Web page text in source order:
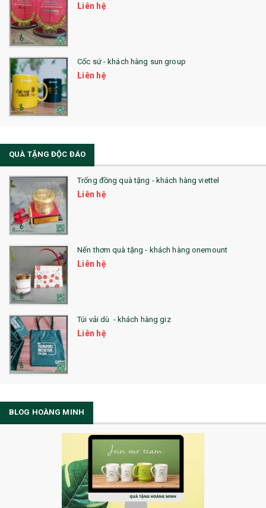
Liên hệ
Cốc sứ - khách hàng sun group
Liên hệ
QUÀ TẶNG ĐỘC ĐÁO
Trống đồng quà tặng - khách hàng viettel
Liên hệ
Nến thơm quà tặng - khách hàng onemount
Liên hệ
Túi vải dù - khách hàng giz
Liên hệ
BLOG HOÀNG MINH